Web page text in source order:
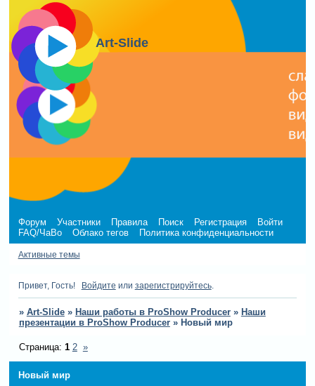
Art-Slide
Форум Участники Правила Поиск Регистрация
Войти
FAQ/ЧаВо
Облако тегов Политика конфиденциальности
Активные темы
Привет, Гость! Войдите или зарегистрируйтесь.
» Art-Slide » Наши работы в ProShow Producer » Наши
презентации в ProShow Producer » Новый мир
Новый мир
Страница: 1 2 »